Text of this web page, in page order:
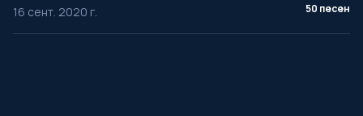
16 сент. 2020 г.
50 песен